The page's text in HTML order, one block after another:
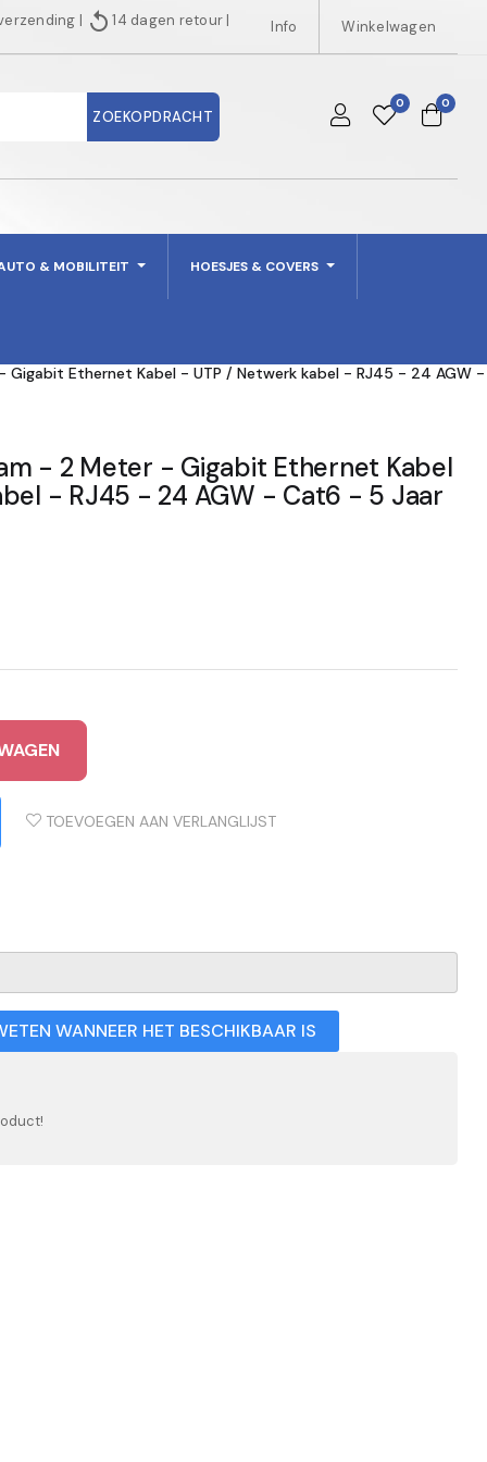
| replay14 dagen retour | Info Winkelwagen
ZOEKOPDRACHT
0 0
& MOBILITEIT HOESJES & COVERS
Ethernet Kabel - UTP / Netwerk kabel - RJ45 - 24 AGW -
- 2 Meter - Gigabit Ethernet Kabel
- RJ45 - 24 AGW - Cat6 - 5 Jaar
TOEVOEGEN AAN VERLANGLIJST
WANNEER HET BESCHIKBAAR IS